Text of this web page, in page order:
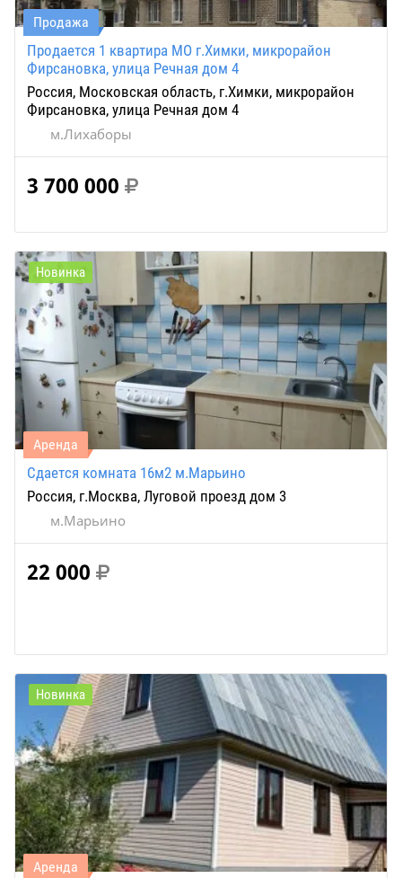
Продажа
Продается 1 квартира МО г.Химки, микрорайон
Фирсановка, улица Речная дом 4
Россия, Московская область, г.Химки, микрорайон
Фирсановка, улица Речная дом 4
м.Лихаборы
3 700 000
Аренда
Сдается комната 16м2 м.Марьино
Россия, г.Москва, Луговой проезд дом 3
м.Марьино
Новинка
22 000
Аренда
Новинка